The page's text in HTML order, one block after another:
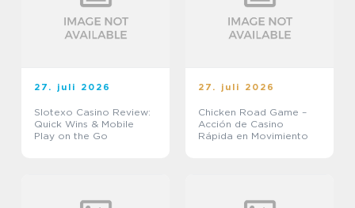
27. juli 2026
Slotexo Casino Review:
Quick Wins & Mobile
Play on the Go
27. juli 2026
Chicken Road Game –
Acción de Casino
Rápida en Movimiento